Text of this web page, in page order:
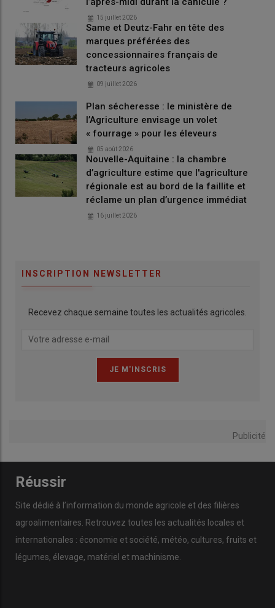
15 juillet 2026
Same et Deutz-Fahr en tête des
marques préférées des
concessionnaires français de
tracteurs agricoles
09 juillet 2026
Plan sécheresse : le ministère de
l’Agriculture envisage un volet
« fourrage » pour les éleveurs
05 août 2026
Nouvelle-Aquitaine : la chambre
d’agriculture estime que l'agriculture
régionale est au bord de la faillite et
réclame un plan d’urgence immédiat
16 juillet 2026
INSCRIPTION NEWSLETTER
Recevez chaque semaine toutes les actualités agricoles.
Publicité
Réussir
Site dédié à l’information du monde agricole et des filières
agroalimentaires. Retrouvez toutes les actualités locales et
internationales : économie et société, météo, cultures, fruits et
légumes, élevage, matériel et machinisme.